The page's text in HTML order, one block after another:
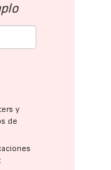
y
de